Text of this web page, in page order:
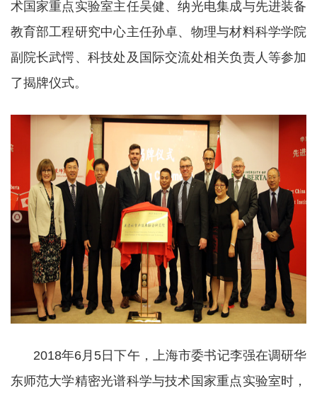
术国家重点实验室主任吴健、纳光电集成与先进装备
教育部工程研究中心主任孙卓、物理与材料科学学院
副院长武愕、科技处及国际交流处相关负责人等参加
了揭牌仪式。
2018年6月5日下午，上海市委书记李强在调研华
东师范大学精密光谱科学与技术国家重点实验室时，